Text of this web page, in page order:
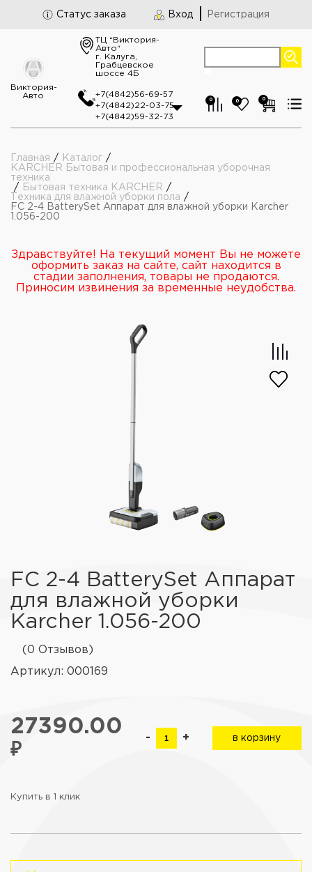
Статус заказа Вход Регистрация
Виктория-
Авто
ТЦ “Виктория-
Авто“
г. Калуга,
Грабцевское
шоссе 4Б
+7(4842)56-69-57
+7(4842)22-03-75
+7(4842)59-32-73
0 0 0
Главная / Каталог /
KARCHER Бытовая и профессиональная уборочная
техника
/
Бытовая техника KARCHER /
Техника для влажной уборки пола /
FC 2-4 BatterySet Аппарат для влажной уборки Karcher
1.056-200
Здравствуйте! На текущий момент Вы не можете
оформить заказ на сайте, сайт находится в
стадии заполнения, товары не продаются.
Приносим извинения за временные неудобства.
FC 2-4 BatterySet Аппарат
для влажной уборки
Karcher 1.056-200
(0 Отзывов)
Артикул: 000169
27390.00
₽
- + в корзину
Купить в 1 клик